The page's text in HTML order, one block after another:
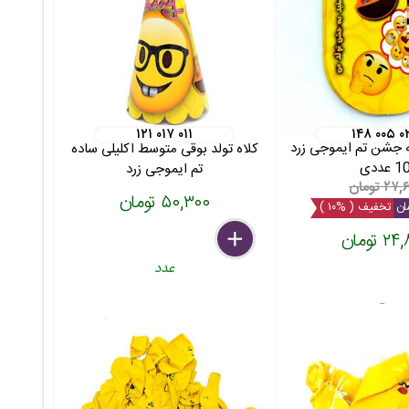
۰۰۵ ۰۲۶
جشن تم ایموجی زرد
عددی
تومان
تخفیف ( %۱۰ )
بسته
۱۲۱ ۰۱۷ ۰۱۱
کلاه تولد بوقی متوسط اکلیلی ساده
تم ایموجی زرد
۵۰,۳۰۰ تومان
delete
remove
add
عدد